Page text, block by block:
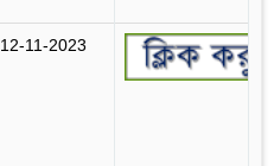
12-11-2023